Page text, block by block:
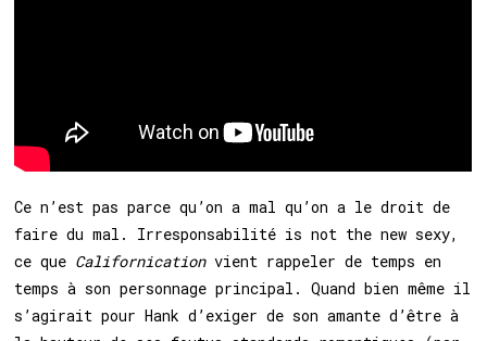
Ce n’est pas parce qu’on a mal qu’on a le droit de
faire du mal. Irresponsabilité is not the new sexy,
ce que Californicationvient rappeler de temps en
temps à son personnage principal. Quand bien même il
s’agirait pour Hank d’exiger de son amante d’être à